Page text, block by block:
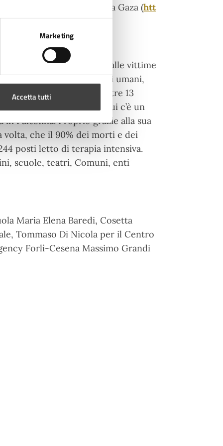
Marketing
Accetta tutti
contro il massacro a Gaza (htt
di elevata qualità alle vittime
e rispetto dei diritti umani,
tutte le sue strutture, oltre 13
in alcuni Paesi in cui c’è un
Palestina. Proprio grazie alla sua
volta, che il 90% dei morti e dei
posti letto di terapia intensiva.
scuole, teatri, Comuni, enti
Maria Elena Baredi, Cosetta
Tommaso Di Nicola per il Centro
Forlì-Cesena Massimo Grandi